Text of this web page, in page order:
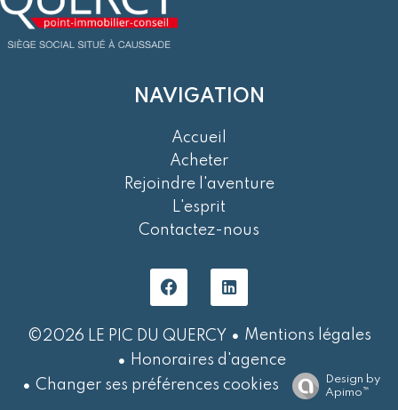
NAVIGATION
Accueil
Acheter
Rejoindre l'aventure
L'esprit
Contactez-nous
©2026 LE PIC DU QUERCY
Mentions légales
Honoraires d'agence
Changer ses préférences cookies
Design by
Apimo™